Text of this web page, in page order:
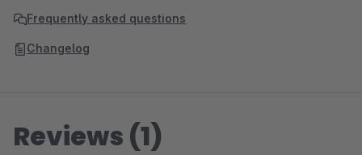
Frequently asked questions
Changelog
Reviews (1)